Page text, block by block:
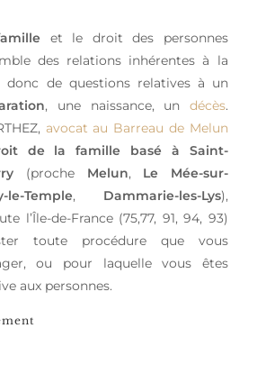
et le droit des personnes
des relations inhérentes à la
donc de questions relatives à un
, une naissance, un décès.
avocat au Barreau de Melun
de la famille basé à Saint-
(proche Melun, Le Mée-sur-
le-Temple, Dammarie-les-Lys),
l’Île-de-France (75,77, 91, 94, 93)
toute procédure que vous
ou pour laquelle vous êtes
aux personnes.